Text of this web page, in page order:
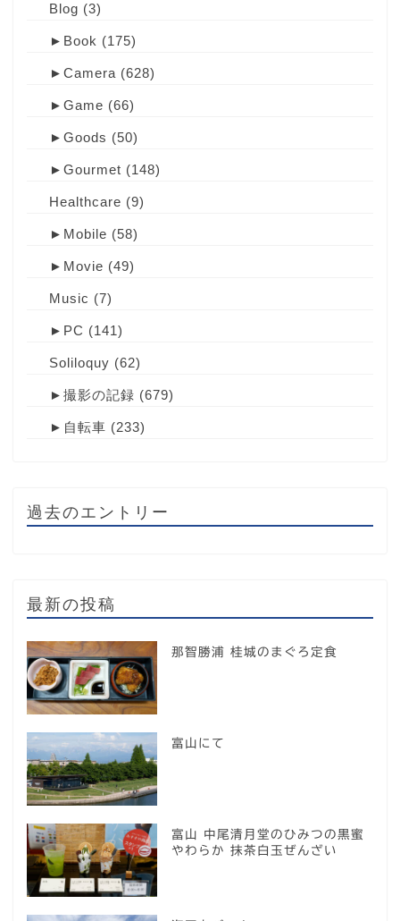
Blog (3)
► Book (175)
► Camera (628)
► Game (66)
► Goods (50)
► Gourmet (148)
Healthcare (9)
► Mobile (58)
► Movie (49)
Music (7)
► PC (141)
Soliloquy (62)
► 撮影の記録 (679)
► 自転車 (233)
過去のエントリー
最新の投稿
那智勝浦 桂城のまぐろ定食
富山にて
富山 中尾清月堂のひみつの黒蜜
やわらか 抹茶白玉ぜんざい